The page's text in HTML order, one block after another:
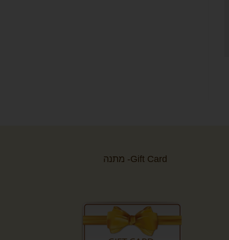
Gift Card- מתנה